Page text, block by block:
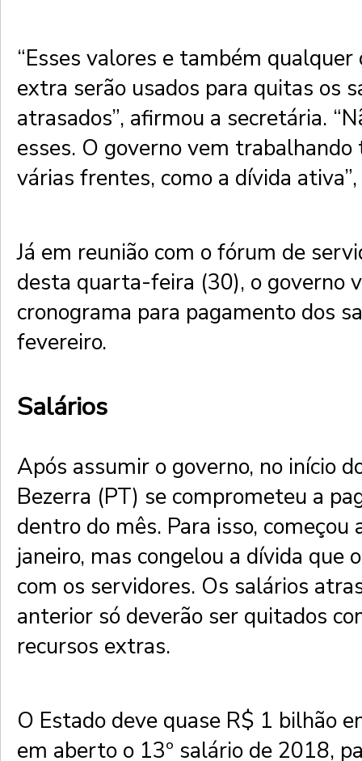
“Esses valores e também
extra serão usados para quitas os
atrasados”, afirmou a secretária.
esses. O governo vem
várias frentes, como a dívida
Já em reunião com o fórum de
desta quarta-feira (30), o governo
cronograma para pagamento dos
fevereiro.
Salários
Após assumir o governo, no início
Bezerra (PT) se comprometeu a
dentro do mês. Para isso, começou
janeiro, mas congelou a dívida que
com os servidores. Os salários
anterior só deverão ser quitados
recursos extras.
O Estado deve quase R$ 1 bilhão
em aberto o 13º salário de 2018,